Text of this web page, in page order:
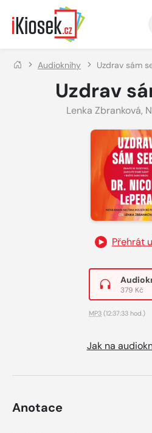
Přejít na hlavní obsah
Audioknihy Uzdrav sám
Uzdrav
Lenka Zbranková,
Přehrát
379 Kč
MP3 (12:37:33 hod.)
Jak na
Anotace